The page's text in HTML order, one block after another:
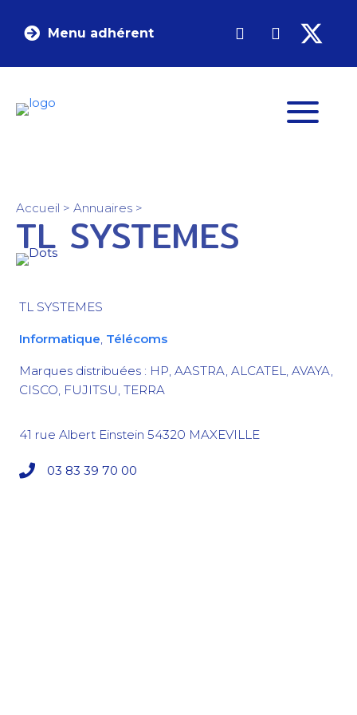
Menu adhérent
Accueil > Annuaires >
TL SYSTEMES
TL SYSTEMES
Informatique, Télécoms
Marques distribuées : HP, AASTRA, ALCATEL, AVAYA,
CISCO, FUJITSU, TERRA
41 rue Albert Einstein 54320 MAXEVILLE
03 83 39 70 00